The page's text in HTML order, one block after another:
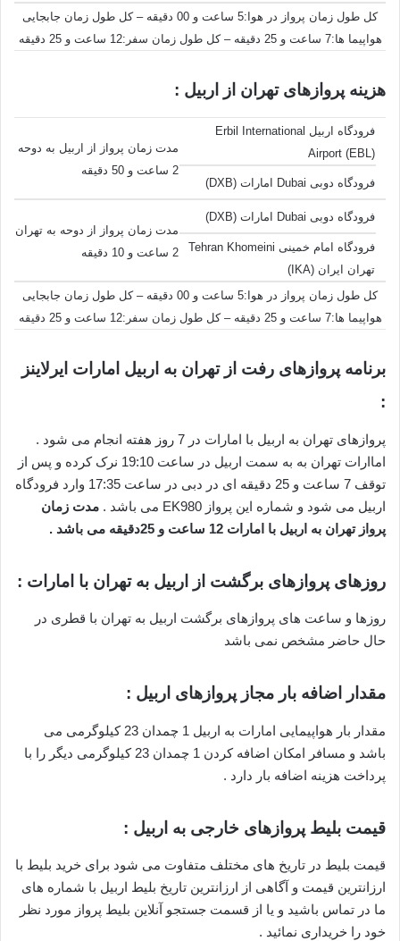
کل طول زمان پرواز در هوا:5 ساعت و 00 دقیقه – کل طول زمان جابجایی
هواپیما ها:7 ساعت و 25 دقیقه – کل طول زمان سفر:12 ساعت و 25 دقیقه
هزینه پروازهای تهران از اربیل :
فرودگاه اربیل Erbil International
Airport (EBL)
مدت زمان پرواز از اربیل به دوحه
2 ساعت و 50 دقیقه
فرودگاه دوبی Dubai امارات (DXB)
فرودگاه دوبی Dubai امارات (DXB)
مدت زمان پرواز از دوحه به تهران
2 ساعت و 10 دقیقه
فرودگاه امام خمینی Tehran Khomeini
تهران ایران (IKA)
کل طول زمان پرواز در هوا:5 ساعت و 00 دقیقه – کل طول زمان جابجایی
هواپیما ها:7 ساعت و 25 دقیقه – کل طول زمان سفر:12 ساعت و 25 دقیقه
برنامه پروازهای رفت از تهران به اربیل امارات ایرلاینز
:
پروازهای تهران به اربیل با امارات در 7 روز هفته انجام می شود .
اماارات تهران به به سمت اربیل در ساعت 19:10 نرک کرده و پس از
توقف 7 ساعت و 25 دقیقه ای در دبی در ساعت 17:35 وارد فرودگاه
اربیل می شود و شماره این پرواز EK980 می باشد .
مدت زمان
پرواز تهران به اربیل با امارات 12 ساعت و 25دقیقه می باشد .
روزهای پروازهای برگشت از اربیل به تهران با امارات :
روزها و ساعت های پروازهای برگشت اربیل به تهران با قطری در
حال حاضر مشخص نمی باشد
مقدار اضافه بار مجاز پروازهای اربیل :
مقدار بار هواپیمایی امارات به اربیل 1 چمدان 23 کیلوگرمی می
باشد و مسافر امکان اضافه کردن 1 چمدان 23 کیلوگرمی دیگر را با
پرداخت هزینه اضافه بار دارد .
قیمت بلیط پروازهای خارجی به اربیل :
قیمت بلیط در تاریخ های مختلف متفاوت می شود برای خرید بلیط با
ارزانترین قیمت و آگاهی از ارزانترین تاریخ بلیط اربیل با شماره های
ما در تماس باشید و یا از قسمت جستجو آنلاین بلیط پرواز مورد نظر
خود را خریداری نمائید .